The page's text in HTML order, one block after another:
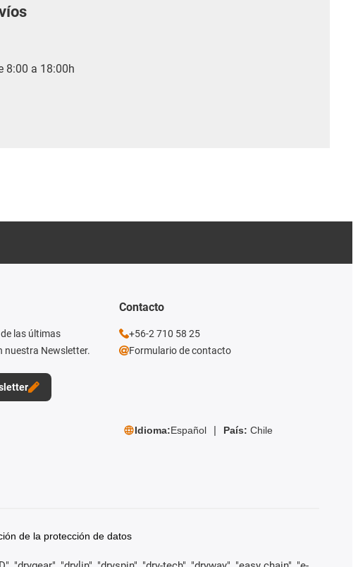
8:00 a 18:00h
las últimas
nuestra Newsletter.
Contacto
+56-2 710 58 25
Formulario de contacto
Idioma:Español País: Chile
de la protección de datos